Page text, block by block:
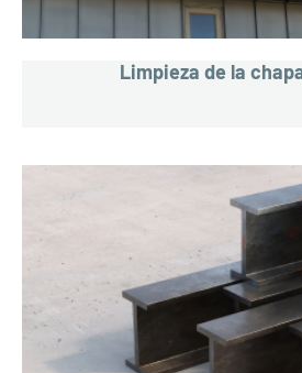
Limpieza de la